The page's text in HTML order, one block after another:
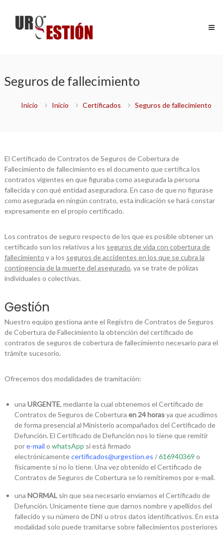
contenido
Certificados
Gestiones
Seguros de fallecimiento
Inicio Inicio Certificados Seguros de fallecimiento
El Certificado de Contratos de Seguros de Cobertura de
Fallecimiento de fallecimiento es el documento que certifica los
contratos vigentes en que figuraba como asegurada la persona
fallecida y con qué entidad aseguradora. En caso de que no figurase
como asegurada en ningún contrato, esta indicación se hará constar
expresamente en el propio certificado.
Los contratos de seguro respecto de los que es posible obtener un
certificado son los relativos a los seguros de vida con cobertura de
fallecimiento y a los seguros de accidentes en los que se cubra la
contingencia de la muerte del asegurado, ya se trate de pólizas
individuales o colectivas.
Gestión
Nuestro equipo gestiona ante el Registro de Contratos de Seguros
de Cobertura de Fallecimiento la obtención del certificado de
contratos de seguros de cobertura de fallecimiento necesario para el
trámite sucesorio.
Ofrecemos dos modalidades de tramitación:
una URGENTE, mediante la cual obtenemos el Certificado de
Contratos de Seguros de Cobertura en 24 horasya que acudimos
de forma presencial al Ministerio acompañados del Certificado de
Defunción. El Certificado de Defunción nos lo tiene que remitir
pore-mail o whatsApp si está firmado
electrónicamentecertificados@urgestion.es /616940369 o
físicamente si no lo tiene. Una vez obtenido el Certificado de
Contratos de Seguros de Cobertura se lo remitiremos por e-mail.
una NORMALsin que sea necesario enviarnos el Certificado de
Defunción. Unicamente tiene que darnos nombre y apellidos del
fallecido y su número de DNI u otros datos identificativos. En esta
modalidad solo puede tramitarse sobre fallecimientos posteriores